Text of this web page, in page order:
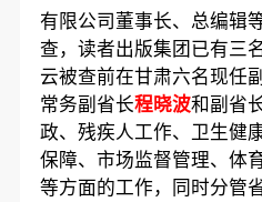
有限公司董事长、总编辑
查，读者出版集团已有三
云被查前在甘肃六名现任
常务副省长程晓波和副省
政、残疾人工作、卫生健
保障、市场监督管理、体
等方面的工作，同时分